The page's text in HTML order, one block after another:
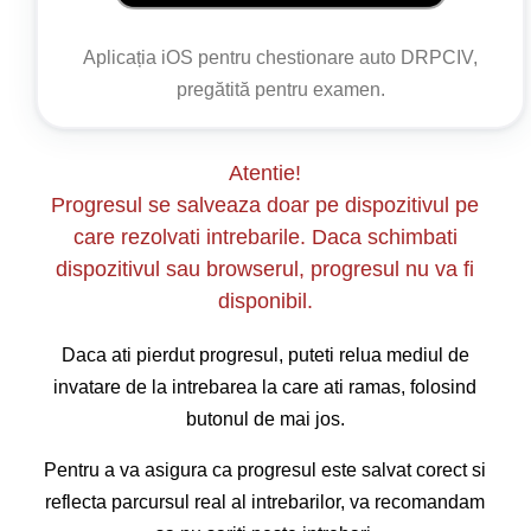
50 m;
Aplicația iOS pentru chestionare auto DRPCIV,
pregătită pentru examen.
Atentie!
Progresul se salveaza doar pe dispozitivul pe
care rezolvati intrebarile. Daca schimbati
dispozitivul sau browserul, progresul nu va fi
disponibil.
Daca ati pierdut progresul, puteti relua mediul de
invatare de la intrebarea la care ati ramas, folosind
butonul de mai jos.
Pentru a va asigura ca progresul este salvat corect si
reflecta parcursul real al intrebarilor, va recomandam